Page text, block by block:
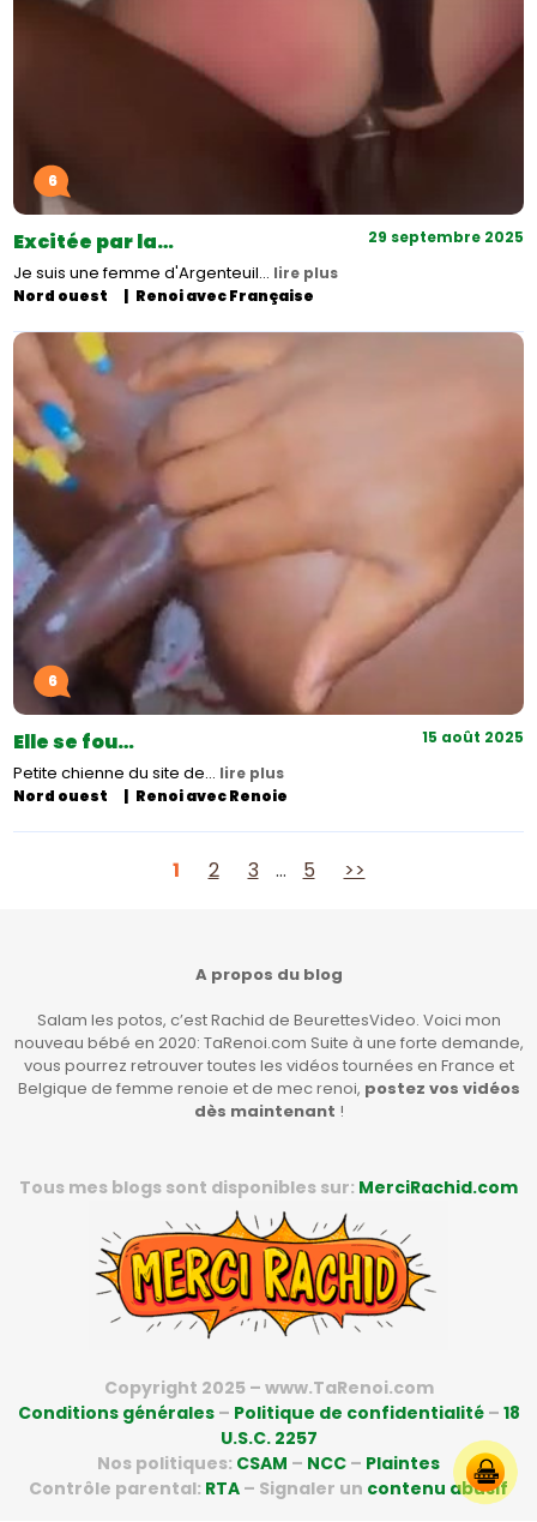
6
Excitée par la… 29 septembre 2025
Je suis une femme d'Argenteuil… lire plus
Nord ouest
Renoi avec Française
6
Elle se fou… 15 août 2025
Petite chienne du site de… lire plus
Nord ouest
Renoi avec Renoie
Pagination
publications
1 2 3 … 5 >>
A propos du blog
Salam les potos, c’est Rachid de BeurettesVideo. Voici mon
nouveau bébé en 2020: TaRenoi.com Suite à une forte demande,
vous pourrez retrouver toutes les vidéos tournées en France et
Belgique de femme renoie et de mec renoi, postez vos vidéos
dès maintenant !
Tous mes blogs sont disponibles sur: MerciRachid.com
Copyright 2025 – www.TaRenoi.com
Conditions générales– Politique de confidentialité– 18
U.S.C. 2257
Nos politiques: CSAM – NCC – Plaintes
Contrôle parental: RTA – Signaler un contenu abusif